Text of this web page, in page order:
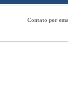
Contato por